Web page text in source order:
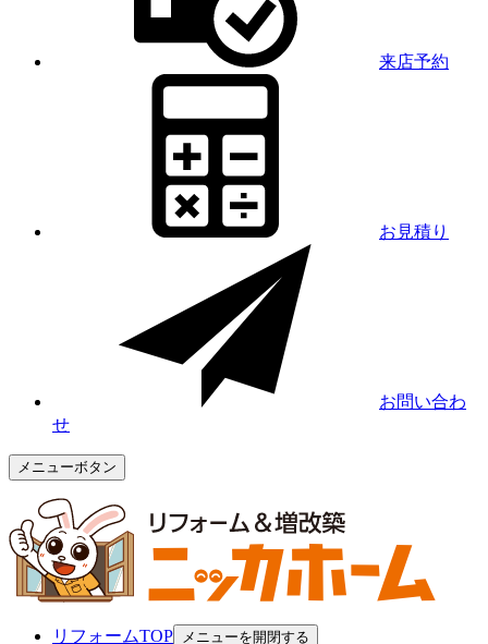
来店予約
お見積り
お問い合わ
せ
メニューボタン
リフォームTOP メニューを開閉する